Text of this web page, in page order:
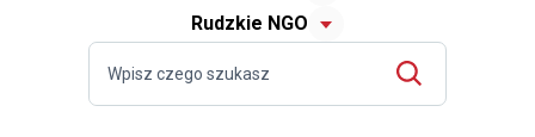
Rudzkie NGO